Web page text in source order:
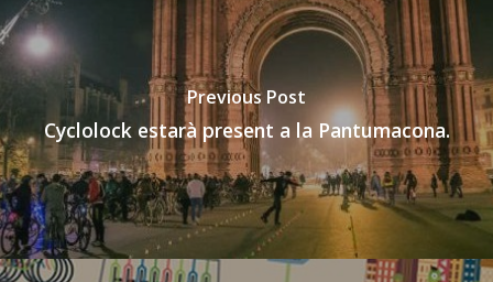
Previous Post
Cyclolock estarà present a la Pantumacona.